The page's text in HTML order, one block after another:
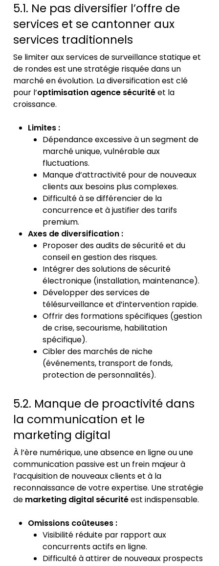
5.1. Ne pas diversifier l’offre de
services et se cantonner aux
services traditionnels
Se limiter aux services de surveillance statique et
de rondes est une stratégie risquée dans un
marché en évolution. La diversification est clé
pour l’optimisation agence sécuritéet la
croissance.
Limites :
Dépendance excessive à un segment de
marché unique, vulnérable aux
fluctuations.
Manque d’attractivité pour de nouveaux
clients aux besoins plus complexes.
Difficulté à se différencier de la
concurrence et à justifier des tarifs
premium.
Axes de diversification :
Proposer des audits de sécurité et du
conseil en gestion des risques.
Intégrer des solutions de sécurité
électronique (installation, maintenance).
Développer des services de
télésurveillance et d’intervention rapide.
Offrir des formations spécifiques (gestion
de crise, secourisme, habilitation
spécifique).
Cibler des marchés de niche
(événements, transport de fonds,
protection de personnalités).
5.2. Manque de proactivité dans
la communication et le
marketing digital
À l’ère numérique, une absence en ligne ou une
communication passive est un frein majeur à
l’acquisition de nouveaux clients et à la
reconnaissance de votre expertise. Une stratégie
de marketing digital sécuritéest indispensable.
Omissions coûteuses :
Visibilité réduite par rapport aux
concurrents actifs en ligne.
Difficulté à attirer de nouveaux prospects